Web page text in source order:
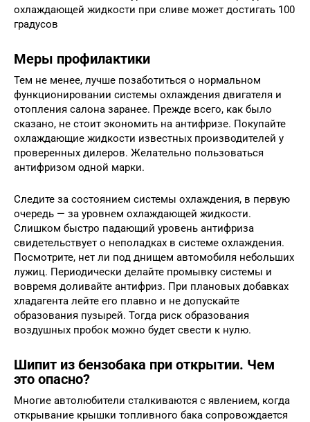
охлаждающей жидкости при сливе может достигать 100
градусов
Меры профилактики
Тем не менее, лучше позаботиться о нормальном
функционировании системы охлаждения двигателя и
отопления салона заранее. Прежде всего, как было
сказано, не стоит экономить на антифризе. Покупайте
охлаждающие жидкости известных производителей у
проверенных дилеров. Желательно пользоваться
антифризом одной марки.
Следите за состоянием системы охлаждения, в первую
очередь — за уровнем охлаждающей жидкости.
Слишком быстро падающий уровень антифриза
свидетельствует о неполадках в системе охлаждения.
Посмотрите, нет ли под днищем автомобиля небольших
лужиц. Периодически делайте промывку системы и
вовремя доливайте антифриз. При плановых добавках
хладагента лейте его плавно и не допускайте
образования пузырей. Тогда риск образования
воздушных пробок можно будет свести к нулю.
Шипит из бензобака при открытии. Чем
это опасно?
Многие автолюбители сталкиваются с явлением, когда
открывание крышки топливного бака сопровождается